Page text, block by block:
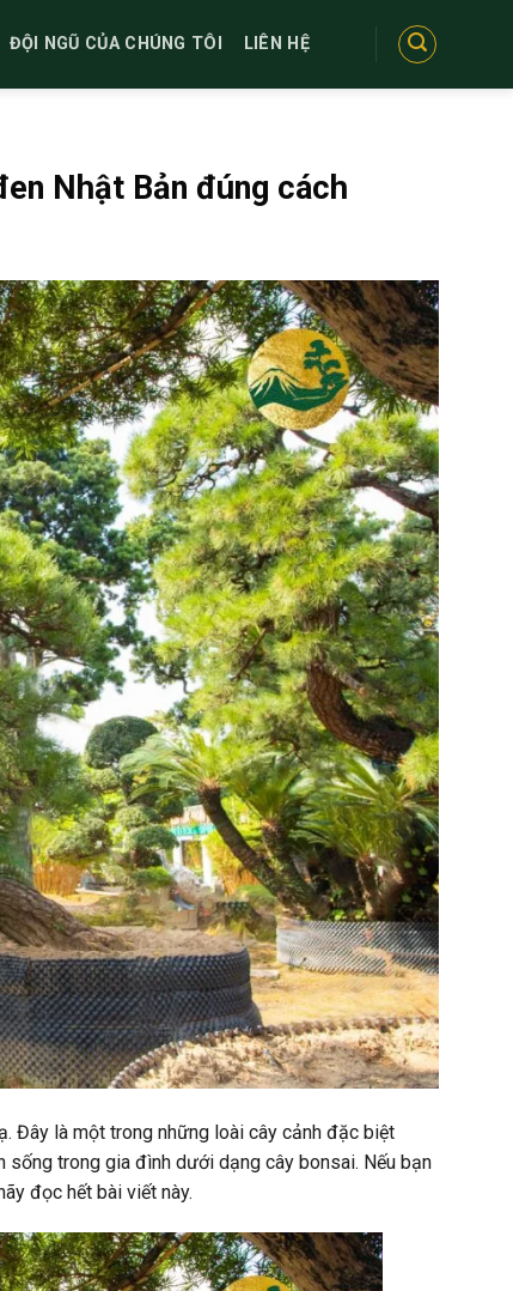
ĐỘI NGŨ CỦA CHÚNG TÔI LIÊN HỆ
Nhật Bản đúng cách
Đây là một trong những loài cây cảnh đặc biệt
trong gia đình dưới dạng cây bonsai. Nếu bạn
đọc hết bài viết này.